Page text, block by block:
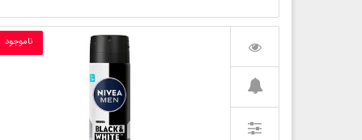
ناموجود